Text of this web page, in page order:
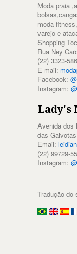
Moda praia
moda
varejo e
Shopping
Rua Ney
(22) 3323-
E-mail:
Facebook:
Instagram:
Lady's
Avenida dos
das Gaivotas
Email:
(22) 99729-
Instagram:
Tradução do